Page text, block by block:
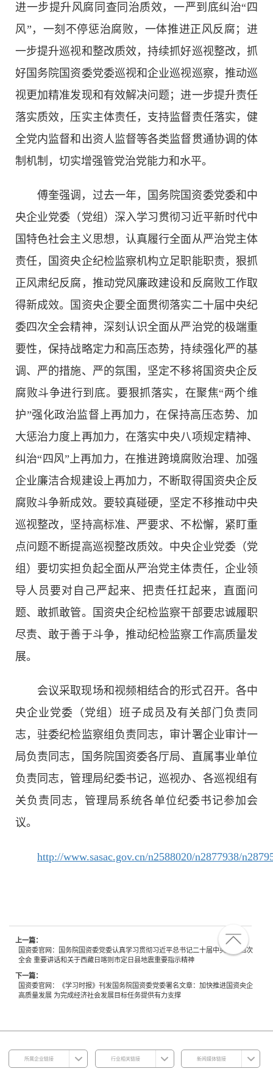
进一步提升风腐同查同治质效，一严到底纠治“四
风”，一刻不停惩治腐败，一体推进正风反腐；进
一步提升巡视和整改质效，持续抓好巡视整改，抓
好国务院国资委党委巡视和企业巡视巡察，推动巡
视更加精准发现和有效解决问题；进一步提升责任
落实质效，压实主体责任，支持监督责任落实，健
全党内监督和出资人监督等各类监督贯通协调的体
制机制，切实增强管党治党能力和水平。
傅奎强调，过去一年，国务院国资委党委和中
央企业党委（党组）深入学习贯彻习近平新时代中
国特色社会主义思想，认真履行全面从严治党主体
责任，国资央企纪检监察机构立足职能职责，狠抓
正风肃纪反腐，推动党风廉政建设和反腐败工作取
得新成效。国资央企要全面贯彻落实二十届中央纪
委四次全会精神，深刻认识全面从严治党的极端重
要性，保持战略定力和高压态势，持续强化严的基
调、严的措施、严的氛围，坚定不移将国资央企反
腐败斗争进行到底。要狠抓落实，在聚焦“两个维
护”强化政治监督上再加力，在保持高压态势、加
大惩治力度上再加力，在落实中央八项规定精神、
纠治“四风”上再加力，在推进跨境腐败治理、加强
企业廉洁合规建设上再加力，不断取得国资央企反
腐败斗争新成效。要较真碰硬，坚定不移推动中央
巡视整改，坚持高标准、严要求、不松懈，紧盯重
点问题不断提高巡视整改质效。中央企业党委（党
组）要切实担负起全面从严治党主体责任，企业领
导人员要对自己严起来、把责任扛起来，直面问
题、敢抓敢管。国资央企纪检监察干部要忠诚履职
尽责、敢于善于斗争，推动纪检监察工作高质量发
展。
会议采取现场和视频相结合的形式召开。各中
央企业党委（党组）班子成员及有关部门负责同
志，驻委纪检监察组负责同志，审计署企业审计一
局负责同志，国务院国资委各厅局、直属事业单位
负责同志，管理局纪委书记，巡视办、各巡视组有
关负责同志，管理局系统各单位纪委书记参加会
议。
http://www.sasac.gov.cn/n2588020/n2877938/
上一篇：
国资委官网：国务院国资委党委认真学习贯彻习近平总书记二十届中央纪委四次
全会 重要讲话和关于西藏日喀则市定日县地震重要指示精神
下一篇：
国资委官网：《学习时报》刊发国务院国资委党委署名文章：加快推进国资央企
高质量发展 为完成经济社会发展目标任务提供有力支撑
所属企业链接 行业相关链接 新闻媒体链接